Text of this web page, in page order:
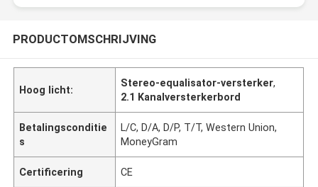
PRODUCTOMSCHRIJVING
Hoog licht:
Stereo-equalisator-versterker,
2.1 Kanalversterkerbord
Betalingsconditie
s
L/C, D/A, D/P, T/T, Western Union,
MoneyGram
Certificering CE